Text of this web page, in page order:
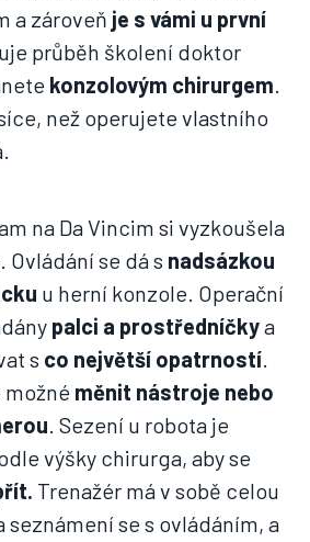
a zároveň je s vámi u první
průběh školení doktor
konzolovým chirurgem.
než operujete vlastního
na Da Vincim si vyzkoušela
se dá s nadsázkou
u herní konzole. Operační
palci a prostředníčkya
s co největší opatrností.
možné měnit nástroje nebo
. Sezení u robota je
výšky chirurga, aby se
Trenažér má v sobě celou
seznámení se s ovládáním, a